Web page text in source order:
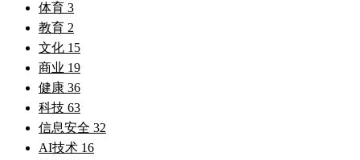
体育 3
教育 2
文化 15
商业 19
健康 36
科技 63
信息安全 32
AI技术 16